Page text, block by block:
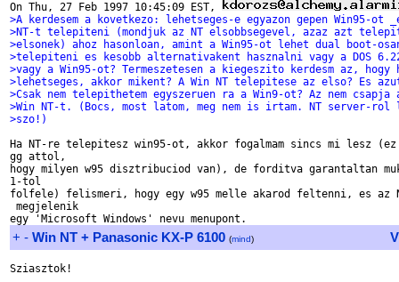
On Thu, 27 Feb 1997 10:45:09 EST,
>A kerdesem a kovetkezo: lehetseges-e egyazon gepen Win95-ot
>NT-t telepiteni (mondjuk az NT elsobbsegevel, azaz azt
>elsonek) ahoz hasonloan, amint a Win95-ot lehet dual boot-
>telepiteni es kesobb alternativakent hasznalni vagy a DOS
>vagy a Win95-ot? Termeszetesen a kiegeszito kerdesm az, hogy
>lehetseges, akkor mikent? A Win NT telepitese az elso? Es
>Csak nem telepithetem egyszeruen ra a Win9-ot? Az nem csapja
>Win NT-t. (Bocs, most latom, meg nem is irtam. NT server-rol
>szo!)
Ha NT-re telepitesz win95-ot, akkor fogalmam sincs mi lesz (ez
gg attol,
hogy milyen w95 disztribuciod van), de forditva garantaltan
1-tol
folfele) felismeri, hogy egy w95 melle akarod feltenni, es az
megjelenik
+ - Win NT + Panasonic KX-P 6100 (mind)
Sziasztok!